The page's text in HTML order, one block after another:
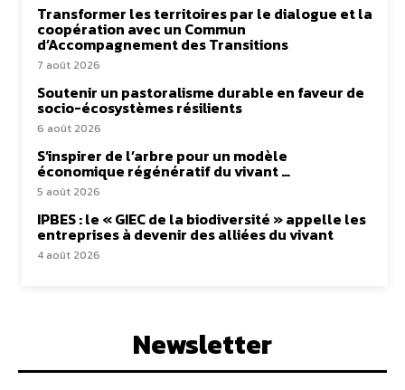
Transformer les territoires par le dialogue et la
coopération avec un Commun
d’Accompagnement des Transitions
7 août 2026
Soutenir un pastoralisme durable en faveur de
socio-écosystèmes résilients
6 août 2026
S’inspirer de l’arbre pour un modèle
économique régénératif du vivant …
5 août 2026
IPBES : le « GIEC de la biodiversité » appelle les
entreprises à devenir des alliées du vivant
4 août 2026
Newsletter